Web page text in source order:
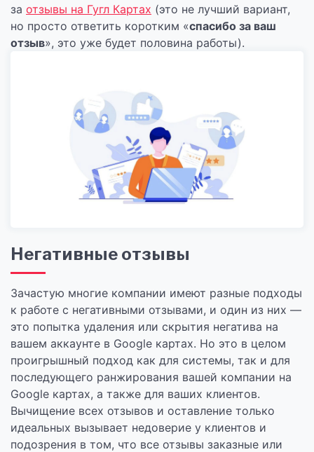
за отзывы на Гугл Картах (это не лучший вариант,
но просто ответить коротким «спасибо за ваш
отзыв», это уже будет половина работы).
Негативные отзывы
Зачастую многие компании имеют разные подходы
к работе с негативными отзывами, и один из них —
это попытка удаления или скрытия негатива на
вашем аккаунте в Google картах. Но это в целом
проигрышный подход как для системы, так и для
последующего ранжирования вашей компании на
Google картах, а также для ваших клиентов.
Вычищение всех отзывов и оставление только
идеальных вызывает недоверие у клиентов и
подозрения в том, что все отзывы заказные или